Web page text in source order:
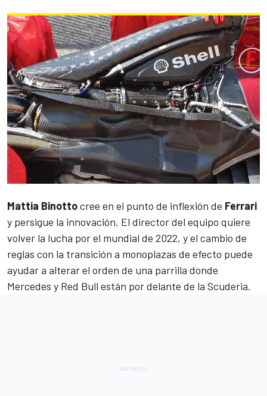
Mattia Binottocree en el punto de inflexión de Ferrari
y persigue la innovación. El director del equipo quiere
volver la lucha por el mundial de 2022, y el cambio de
reglas con la transición a monoplazas de efecto puede
ayudar a alterar el orden de una parrilla donde
Mercedes y Red Bull están por delante de la Scuderia.